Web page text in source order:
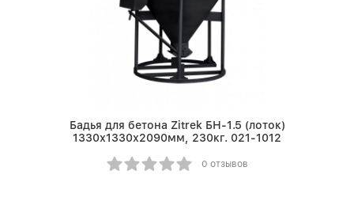
Бадья для бетона Zitrek БН-1.5 (лоток)
1330х1330х2090мм, 230кг. 021-1012
0 отзывов